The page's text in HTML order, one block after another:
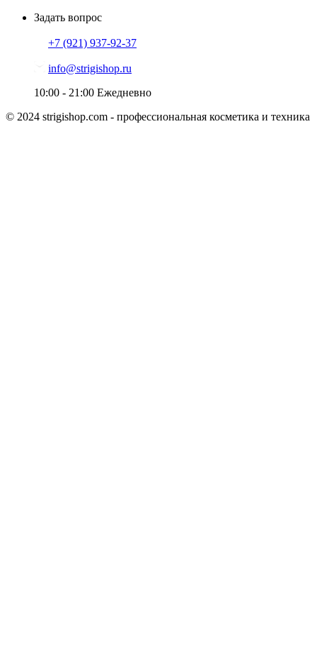
Задать вопрос
+7 (921) 937-92-37
info@strigishop.ru
10:00 - 21:00 Ежедневно
© 2024 strigishop.com - профессиональная косметика и техника